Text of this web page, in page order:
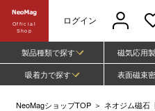
Official
Shop
ログイン
製品種類で探す 磁気応用
吸着力で探す
表面磁束
NeoMagショップTOP ＞ ネオジム磁石